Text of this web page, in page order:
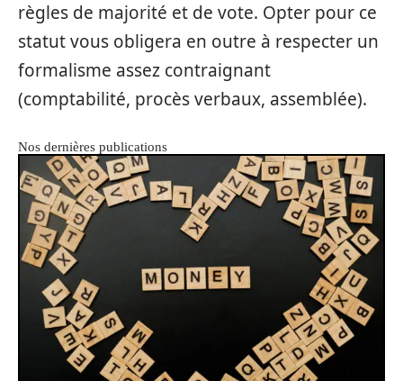
règles de majorité et de vote. Opter pour ce
statut vous obligera en outre à respecter un
formalisme assez contraignant
(comptabilité, procès verbaux, assemblée).
Nos dernières publications